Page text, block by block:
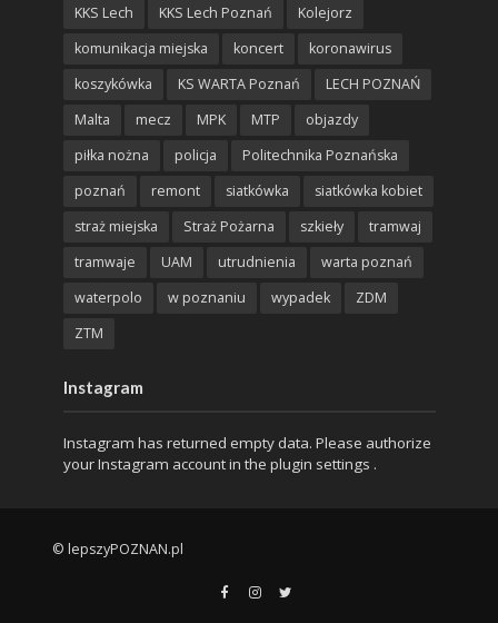
KKS Lech
KKS Lech Poznań
Kolejorz
komunikacja miejska
koncert
koronawirus
koszykówka
KS WARTA Poznań
LECH POZNAŃ
Malta
mecz MPK MTP
objazdy
piłka nożna
policja
Politechnika Poznańska
poznań
remont siatkówka
siatkówka kobiet
straż miejska
Straż Pożarna szkieły
tramwaj
tramwaje
UAM utrudnienia
warta poznań
waterpolo
w poznaniu wypadek
ZDM
ZTM
Instagram
Instagram has returned empty data. Please authorize
your Instagram account in the plugin settings .
© lepszyPOZNAN.pl